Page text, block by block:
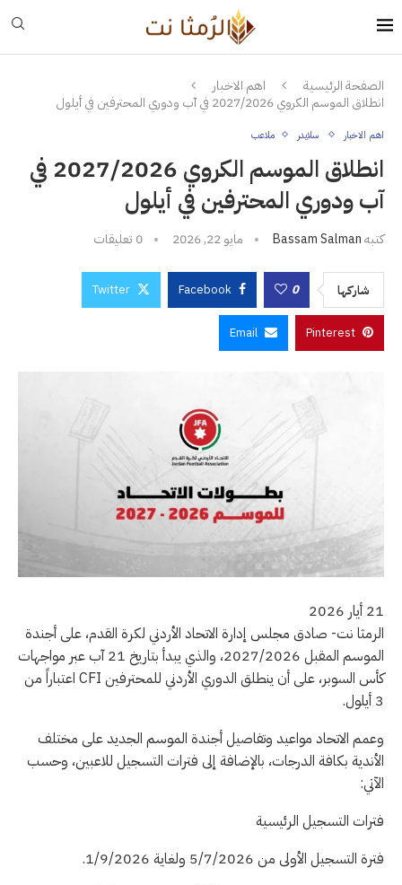
الصفحة الرئيسية
اهم الاخبار
انطلاق الموسم الكروي 2027/2026 في آب ودوري المحترفين في أيلول
اهم الاخبار سلايدر ملاعب
انطلاق الموسم الكروي 2027/2026 في
آب ودوري المحترفين في أيلول
كتبهBassam Salman مايو 22, 2026 0 تعليقات
شاركها 0
Facebook
Twitter
Pinterest
Email
21 أيار 2026
الرمثا نت- صادق مجلس إدارة الاتحاد الأردني لكرة القدم، على أجندة
الموسم المقبل 2027/2026، والذي يبدأ بتاريخ 21 آب عبر مواجهات
كأس السوبر، على أن ينطلق الدوري الأردني للمحترفين CFI اعتباراً من
3 أيلول.
وعمم الاتحاد مواعيد وتفاصيل أجندة الموسم الجديد على مختلف
الأندية بكافة الدرجات، بالإضافة إلى فترات التسجيل للاعبين، وحسب
الآتي:
فترات التسجيل الرئيسية
فترة التسجيل الأولى من 5/7/2026 ولغاية 1/9/2026.